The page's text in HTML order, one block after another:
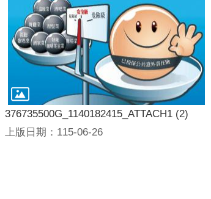
376735500G_1140182415_ATTACH1 (2)
上版日期：115-06-26